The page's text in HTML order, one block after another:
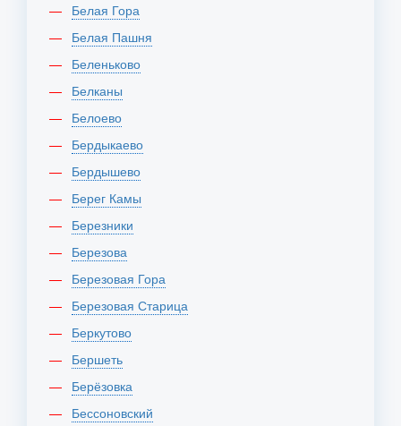
Белая Гора
Белая Пашня
Беленьково
Белканы
Белоево
Бердыкаево
Бердышево
Берег Камы
Березники
Березова
Березовая Гора
Березовая Старица
Беркутово
Бершеть
Берёзовка
Бессоновский